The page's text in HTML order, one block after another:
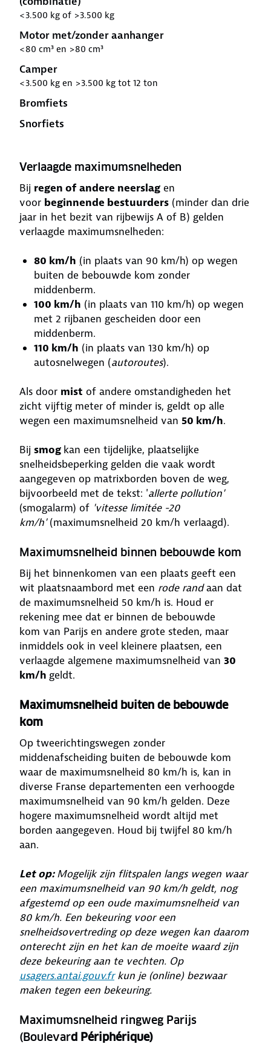
<3.500 kg of >3.500 kg
Motor met/zonder aanhanger
<80 cm³ en >80 cm³
Camper
<3.500 kg en >3.500 kg tot 12 ton
Bromfiets
Snorfiets
Verlaagde maximumsnelheden
Bij regen of andere neerslag en
voor beginnende bestuurders (minder dan drie
jaar in het bezit van rijbewijs A of B) gelden
verlaagde maximumsnelheden:
80 km/h (in plaats van 90 km/h) op wegen
buiten de bebouwde kom zonder
middenberm.
100 km/h (in plaats van 110 km/h) op wegen
met 2 rijbanen gescheiden door een
middenberm.
110 km/h (in plaats van 130 km/h) op
autosnelwegen (autoroutes).
Als door mist of andere omstandigheden het
zicht vijftig meter of minder is, geldt op alle
wegen een maximumsnelheid van 50 km/h.
Bij smog kan een tijdelijke, plaatselijke
snelheidsbeperking gelden die vaak wordt
aangegeven op matrixborden boven de weg,
bijvoorbeeld met de tekst: 'allerte pollution'
(smogalarm) of 'vitesse limitée -20
km/h'(maximumsnelheid 20 km/h verlaagd).
Maximumsnelheid binnen bebouwde kom
Bij het binnenkomen van een plaats geeft een
wit plaatsnaambord met een rode randaan dat
de maximumsnelheid 50 km/h is. Houd er
rekening mee dat er binnen de bebouwde
kom van Parijs en andere grote steden, maar
inmiddels ook in veel kleinere plaatsen, een
verlaagde algemene maximumsnelheid van 30
km/h geldt.
Maximumsnelheid buiten de bebouwde
kom
Op tweerichtingswegen zonder
middenafscheiding buiten de bebouwde kom
waar de maximumsnelheid 80 km/h is, kan in
diverse Franse departementen een verhoogde
maximumsnelheid van 90 km/h gelden. Deze
hogere maximumsnelheid wordt altijd met
borden aangegeven. Houd bij twijfel 80 km/h
aan.
Let op:Mogelijk zijn flitspalen langs wegen waar
een maximumsnelheid van 90 km/h geldt, nog
afgestemd op een oude maximumsnelheid van
80 km/h. Een bekeuring voor een
snelheidsovertreding op deze wegen kan daarom
onterecht zijn en het kan de moeite waard zijn
deze bekeuring aan te vechten. Op
usagers.antai.gouv.frkun je (online) bezwaar
maken tegen een bekeuring.
Maximumsnelheid ringweg Parijs
(Boulevard Périphérique)